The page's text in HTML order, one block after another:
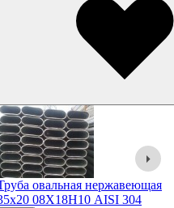
овальная нержавеющая
08Х18Н10 AISI 304